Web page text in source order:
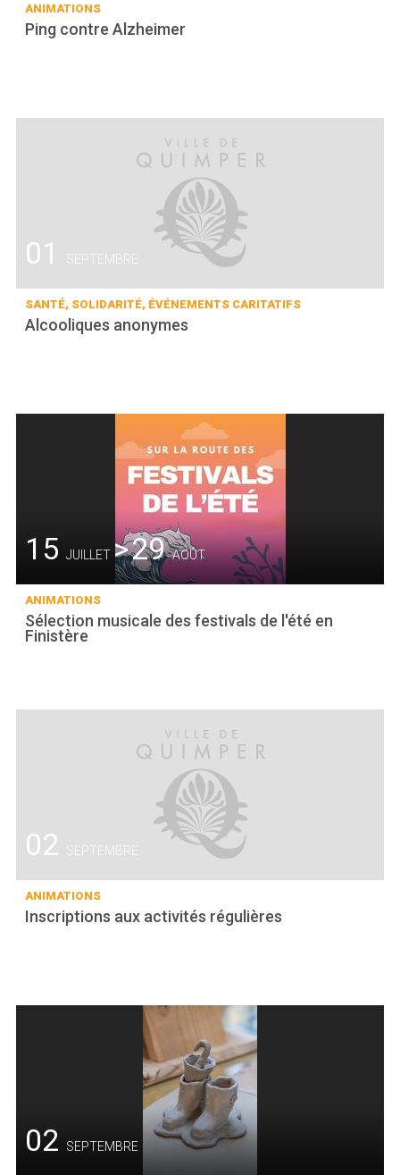
ANIMATIONS
Ping contre Alzheimer
01 SEPTEMBRE
SANTÉ, SOLIDARITÉ, ÉVÉNEMENTS CARITATIFS
Alcooliques anonymes
15 JUILLET >29AOÛT
ANIMATIONS
Sélection musicale des festivals de l'été en
Finistère
02 SEPTEMBRE
ANIMATIONS
Inscriptions aux activités régulières
02 SEPTEMBRE